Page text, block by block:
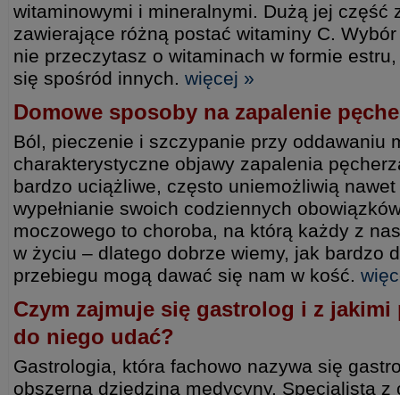
witaminowymi i mineralnymi. Dużą jej część
zawierające różną postać witaminy C.
nie przeczytasz o witaminach w formie
się spośród innych. więcej »
Domowe sposoby na zapalenie
Ból, pieczenie i szczypanie przy oddawaniu
charakterystyczne objawy zapalenia
bardzo uciążliwe, często uniemożliwią
wypełnianie swoich codziennych
moczowego to choroba, na którą każdy z
w życiu – dlatego dobrze wiemy, jak bardzo
przebiegu mogą dawać się nam w kość.
Czym zajmuje się gastrolog i z
do niego udać?
Gastrologia, która fachowo nazywa się
obszerna dziedzina medycyny. Specjalista